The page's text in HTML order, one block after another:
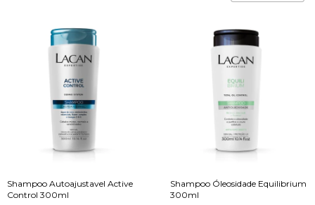
Shampoo Autoajustavel Active
Control 300ml
Shampoo Óleosidade Equilibrium
300ml